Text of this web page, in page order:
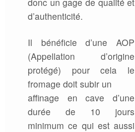
d’authenticité.
Il bénéficie d’une AOP
(Appellation d’origine
protégé) pour cela le
fromage doit subir un
affinage en cave d’une
durée de 10 jours
minimum ce qui est aussi